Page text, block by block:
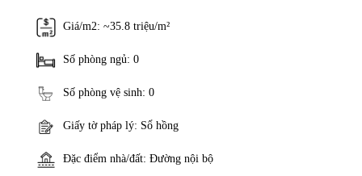
Giá/m2: ~35.8 triệu/m²
Số phòng ngủ: 0
Số phòng vệ sinh: 0
Giấy tờ pháp lý: Sổ hồng
Đặc điểm nhà/đất: Đường nội bộ